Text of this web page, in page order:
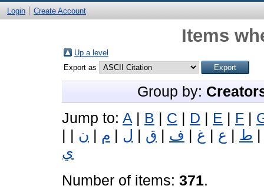
Login Create Account
Items
Up a level
Export as
Group by:
Jump to: A B C D E F
ط ع غ ف ق ل م ن
ي
Number of items: 371.